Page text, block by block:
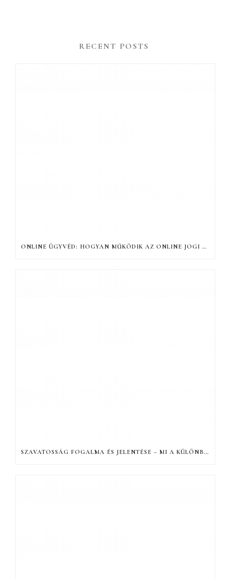
RECENT POSTS
ONLINE ÜGYVÉD: HOGYAN MŰKÖDIK AZ ONLINE JOGI TANÁCSADÁS, ÉS MIÉRT HATÉKONY?
SZAVATOSSÁG FOGALMA ÉS JELENTÉSE – MI A KÜLÖNBSÉG A JÓTÁLLÁS ÉS A SZAVATOSSÁG KÖZÖTT?